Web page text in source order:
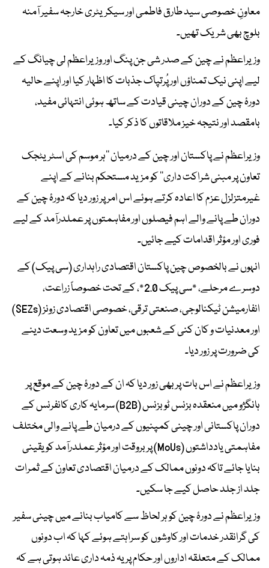
معاونِ خصوصی سید طارق فاطمی اور سیکریٹری خارجہ سفیر آمنہ
بلوچ بھی شریک تھیں۔
وزیراعظم نے چین کے صدر شی جن پنگ اور وزیراعظم لی چیانگ کے
لیے اپنی نیک تمناؤں اور پُرتپاک جذبات کا اظہار کیا اور اپنے حالیہ
دورۂ چین کے دوران چینی قیادت کے ساتھ ہوئی انتہائی مفید،
بامقصد اور نتیجہ خیز ملاقاتوں کا ذکر کیا۔
وزیراعظم نے پاکستان اور چین کے درمیان ’’ہر موسم کی اسٹریٹجک
تعاون پر مبنی شراکت داری‘‘ کو مزید مستحکم بنانے کے اپنے
غیرمتزلزل عزم کا اعادہ کرتے ہوئے اس امر پر زور دیا کہ دورۂ چین کے
دوران طے پانے والے اہم فیصلوں اور مفاہمتوں پر عملدرآمد کے لیے
فوری اور مؤثر اقدامات کیے جائیں۔
انہوں نے بالخصوص چین پاکستان اقتصادی راہداری (سی پیک) کے
دوسرے مرحلے، *سی پیک 2.0*، کے تحت خصوصاً زراعت،
انفارمیشن ٹیکنالوجی، صنعتی ترقی، خصوصی اقتصادی زونز (SEZs)
اور معدنیات و کان کنی کے شعبوں میں تعاون کو مزید وسعت دینے
کی ضرورت پر زور دیا۔
وزیراعظم نے اس بات پر بھی زور دیا کہ ان کے دورۂ چین کے موقع پر
ہانگژو میں منعقدہ بزنس ٹو بزنس (B2B) سرمایہ کاری کانفرنس کے
دوران پاکستانی اور چینی کمپنیوں کے درمیان طے پانے والی مختلف
مفاہمتی یادداشتوں (MoUs) پر بروقت اور مؤثر عملدرآمد کو یقینی
بنایا جائے تاکہ دونوں ممالک کے درمیان اقتصادی تعاون کے ثمرات
جلد از جلد حاصل کیے جا سکیں۔
وزیراعظم نے دورۂ چین کو ہر لحاظ سے کامیاب بنانے میں چینی سفیر
کی گرانقدر خدمات اور کاوشوں کو سراہتے ہوئے کہا کہ اب دونوں
ممالک کے متعلقہ اداروں اور حکام پر یہ ذمہ داری عائد ہوتی ہے کہ